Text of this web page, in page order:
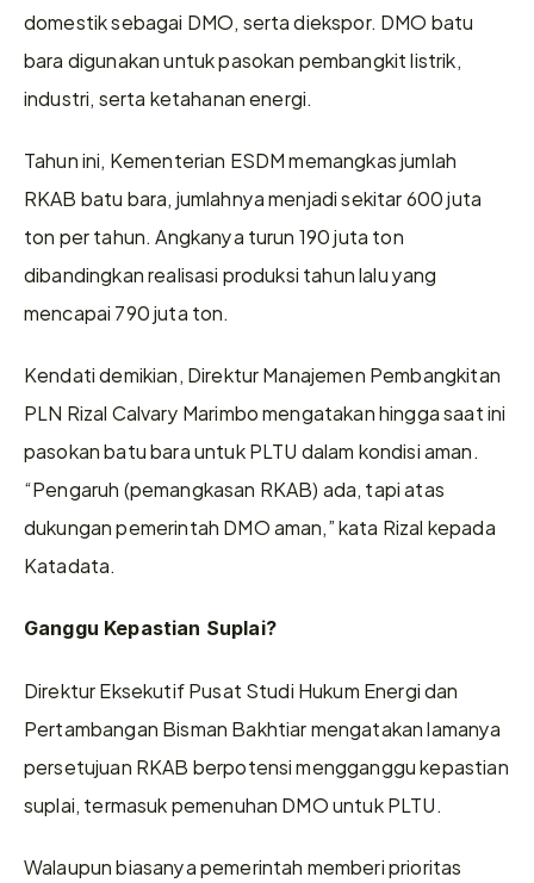
domestik sebagai DMO, serta diekspor. DMO batu
bara digunakan untuk pasokan pembangkit listrik,
industri, serta ketahanan energi.
Tahun ini, Kementerian ESDM memangkas jumlah
RKAB batu bara, jumlahnya menjadi sekitar 600 juta
ton per tahun. Angkanya turun 190 juta ton
dibandingkan realisasi produksi tahun lalu yang
mencapai 790 juta ton.
Kendati demikian, Direktur Manajemen Pembangkitan
PLN Rizal Calvary Marimbo mengatakan hingga saat ini
pasokan batu bara untuk PLTU dalam kondisi aman.
“Pengaruh (pemangkasan RKAB) ada, tapi atas
dukungan pemerintah DMO aman,” kata Rizal kepada
Katadata.
Ganggu Kepastian Suplai?
Direktur Eksekutif Pusat Studi Hukum Energi dan
Pertambangan Bisman Bakhtiar mengatakan lamanya
persetujuan RKAB berpotensi mengganggu kepastian
suplai, termasuk pemenuhan DMO untuk PLTU.
Walaupun biasanya pemerintah memberi prioritas